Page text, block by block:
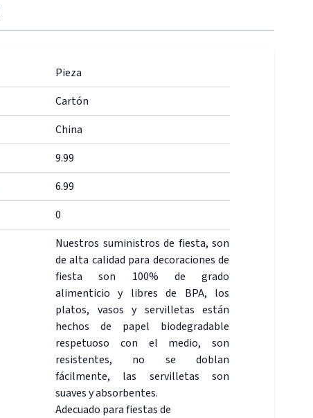
Pieza
Cartón
China
9.99
6.99
0
Nuestros suministros de fiesta, son
de alta calidad para decoraciones de
fiesta son 100% de grado
alimenticio y libres de BPA, los
platos, vasos y servilletas están
hechos de papel biodegradable
respetuoso con el medio, son
resistentes, no se doblan
fácilmente, las servilletas son
suaves y absorbentes.
Adecuado para fiestas de